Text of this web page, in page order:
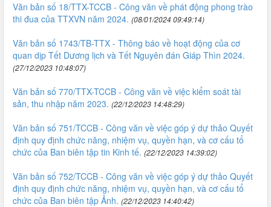
Văn bản số 18/TTX-TCCB - Công văn về phát động phong trào
thi đua của TTXVN năm 2024. (08/01/2024 09:49:14)
Văn bản số 1743/TB-TTX - Thông báo về hoạt động của cơ
quan dịp Tết Dương lịch và Tết Nguyên đán Giáp Thìn 2024.
(27/12/2023 10:48:07)
Văn bản số 770/TTX-TCCB - Công văn về việc kiểm soát tài
sản, thu nhập năm 2023. (22/12/2023 14:48:29)
Văn bản số 751/TCCB - Công văn về việc góp ý dự thảo Quyết
định quy định chức năng, nhiệm vụ, quyền hạn, và cơ cấu tổ
chức của Ban biên tập tin Kinh tế. (22/12/2023 14:39:02)
Văn bản số 752/TCCB - Công văn về việc góp ý dự thảo Quyết
định quy định chức năng, nhiệm vụ, quyền hạn, và cơ cấu tổ
chức của Ban biên tập Ảnh. (22/12/2023 14:40:42)